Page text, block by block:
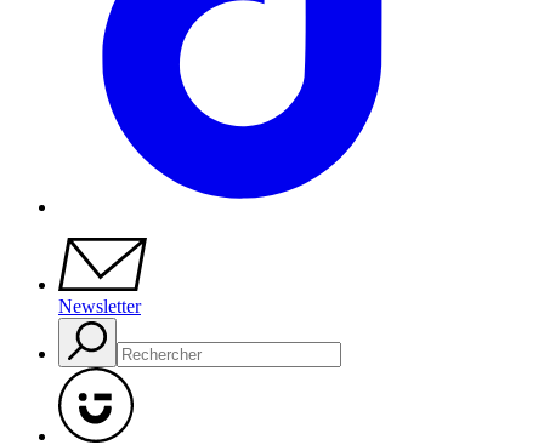
Newsletter